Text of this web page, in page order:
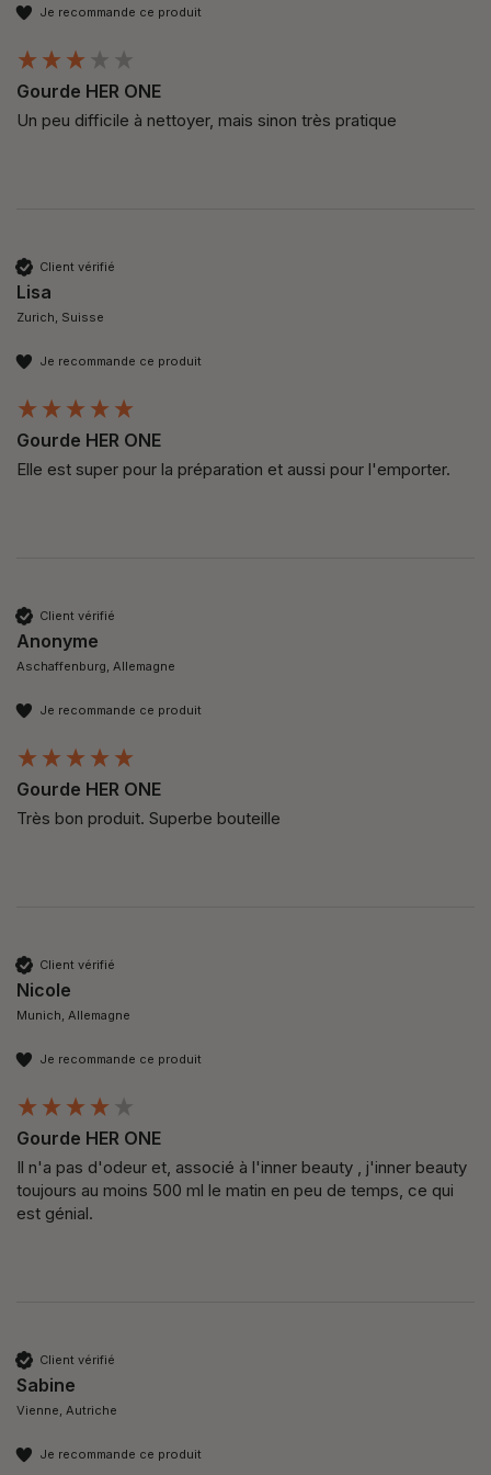
Je recommande ce produit
Gourde HER ONE
Un peu difficile à nettoyer, mais sinon très pratique
Client vérifié
Lisa
Zurich, Suisse
Je recommande ce produit
Gourde HER ONE
Elle est super pour la préparation et aussi pour l'emporter.
Client vérifié
Anonyme
Aschaffenburg, Allemagne
Je recommande ce produit
Gourde HER ONE
Très bon produit. Superbe bouteille
Client vérifié
Nicole
Munich, Allemagne
Je recommande ce produit
Gourde HER ONE
Il n'a pas d'odeur et, associé à l'inner beauty , j'inner beauty
toujours au moins 500 ml le matin en peu de temps, ce qui
est génial.
Client vérifié
Sabine
Vienne, Autriche
Je recommande ce produit